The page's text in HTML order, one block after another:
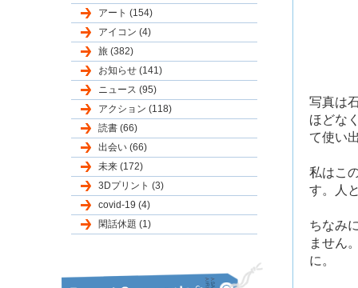
アート (154)
アイコン (4)
旅 (382)
お知らせ (141)
ニュース (95)
アクション (118)
読書 (66)
出会い (66)
未来 (172)
3Dプリント (3)
covid-19 (4)
閑話休題 (1)
写真は
ほどな
て使い
私はこ
す。人
ちなみ
ません
に。